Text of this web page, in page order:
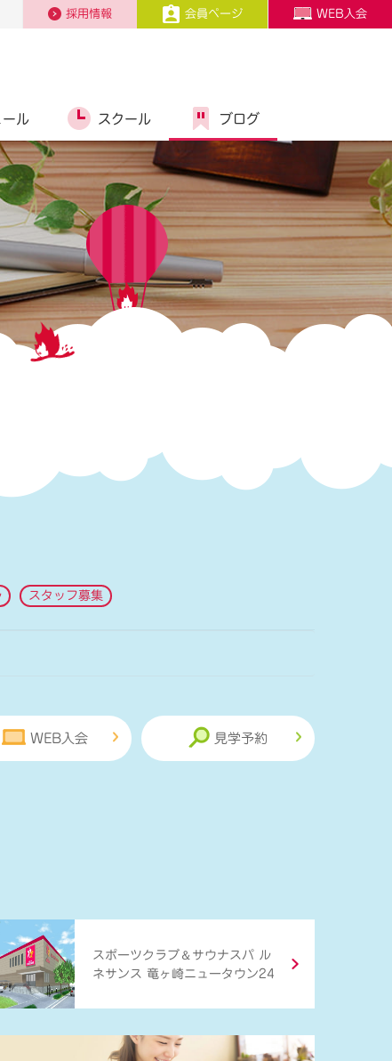
採用情報 会員ページ WEB入会
ール スクール ブログ
スタッフ募集
WEB入会 見学予約
スポーツクラブ ＆ サウナスパ ル
ネサンス 竜ヶ崎ニュータウン24